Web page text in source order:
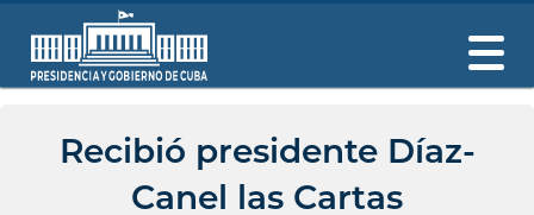
Recibió presidente Díaz-
Canel las Cartas